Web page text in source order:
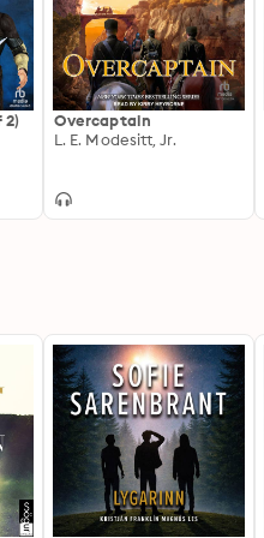
2)
Overcaptain
L. E. Modesitt, Jr.